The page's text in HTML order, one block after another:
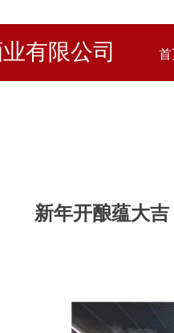
有限公司 首
新年开酿蕴大